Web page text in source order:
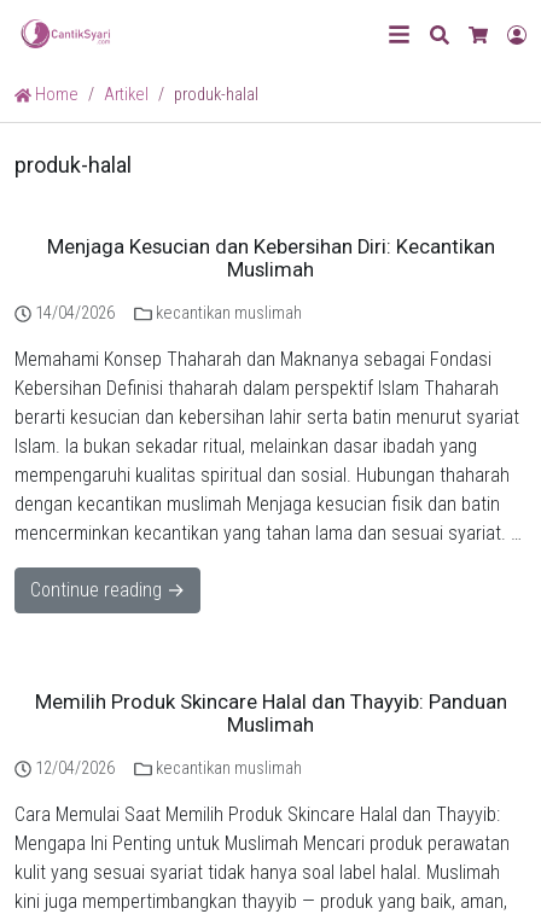
Search
Home Artikel produk-halal
produk-halal
Menjaga Kesucian dan Kebersihan Diri: Kecantikan
Muslimah
14/04/2026 kecantikan muslimah
Memahami Konsep Thaharah dan Maknanya sebagai Fondasi
Kebersihan Definisi thaharah dalam perspektif Islam Thaharah
berarti kesucian dan kebersihan lahir serta batin menurut syariat
Islam. Ia bukan sekadar ritual, melainkan dasar ibadah yang
mempengaruhi kualitas spiritual dan sosial. Hubungan thaharah
dengan kecantikan muslimah Menjaga kesucian fisik dan batin
mencerminkan kecantikan yang tahan lama dan sesuai syariat. …
Continue reading →
Memilih Produk Skincare Halal dan Thayyib: Panduan
Muslimah
12/04/2026 kecantikan muslimah
Cara Memulai Saat Memilih Produk Skincare Halal dan Thayyib:
Mengapa Ini Penting untuk Muslimah Mencari produk perawatan
kulit yang sesuai syariat tidak hanya soal label halal. Muslimah
kini juga mempertimbangkan thayyib — produk yang baik, aman,